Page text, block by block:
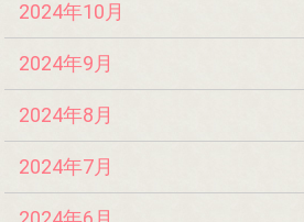
2024年10月
2024年9月
2024年8月
2024年7月